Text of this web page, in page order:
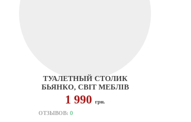
ТУАЛЕТНЫЙ СТОЛИК
БЬЯНКО, СВІТ МЕБЛІВ
1 990 грн.
ОТЗЫВОВ: 0